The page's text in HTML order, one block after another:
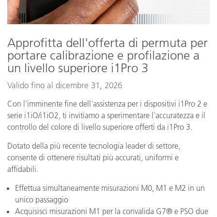
Approfitta dell'offerta di permuta per
portare calibrazione e profilazione a
un livello superiore i1Pro 3
Valido fino al dicembre 31, 2026
Con l'imminente fine dell'assistenza per i dispositivi i1Pro 2 e
serie i1iO/i1iO2, ti invitiamo a sperimentare l'accuratezza e il
controllo del colore di livello superiore offerti da i1Pro 3.
Dotato della più recente tecnologia leader di settore,
consente di ottenere risultati più accurati, uniformi e
affidabili.
Effettua simultaneamente misurazioni M0, M1 e M2 in un
unico passaggio
Acquisisci misurazioni M1 per la convalida G7® e PSO due